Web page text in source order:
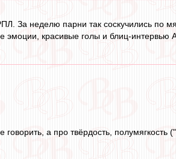
За неделю парни так соскучились по
эмоции, красивые голы и блиц-
говорить, а про твёрдость,